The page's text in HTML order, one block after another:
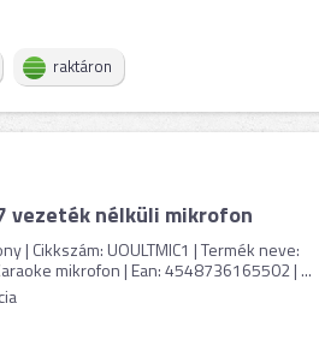
raktáron
vezeték nélküli mikrofon
| Cikkszám: UOULTMIC1 | Termék neve:
mikrofon | Ean: 4548736165502 | ...